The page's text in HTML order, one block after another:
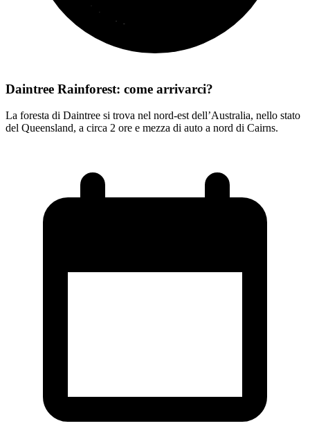
Daintree Rainforest: come arrivarci?
La foresta di Daintree si trova nel nord-est dell’Australia, nello stato
del Queensland, a circa 2 ore e mezza di auto a nord di Cairns.